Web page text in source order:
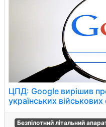
ЦПД: Google вирішив
українських
Безпілотний літальний